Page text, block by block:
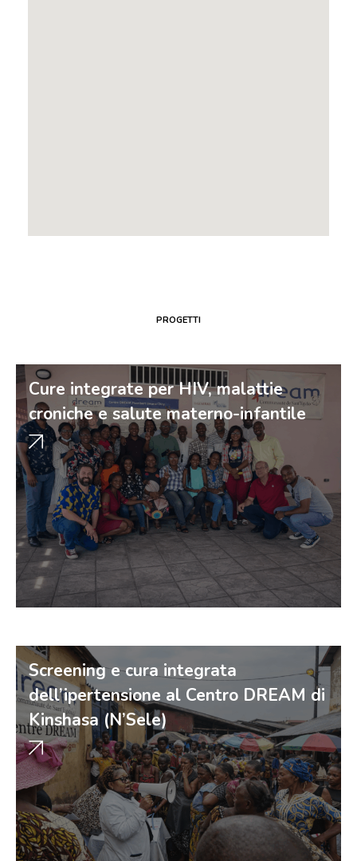
PROGETTI
Cure integrate per HIV, malattie
croniche e salute materno-infantile
Screening e cura integrata
dell’ipertensione al Centro DREAM di
Kinshasa (N’Sele)